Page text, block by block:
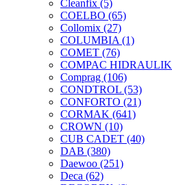
Cleanfix (5)
COELBO (65)
Collomix (27)
COLUMBIA (1)
COMET (76)
COMPAC HIDRAULIK
Comprag (106)
CONDTROL (53)
CONFORTO (21)
CORMAK (641)
CROWN (10)
CUB CADET (40)
DAB (380)
Daewoo (251)
Deca (62)